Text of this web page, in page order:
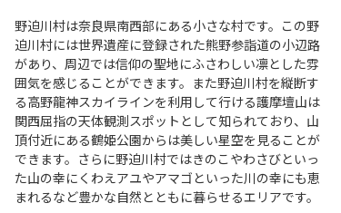
野迫川村は奈良県南西部にある小さな村です。この野
迫川村には世界遺産に登録された熊野参詣道の小辺路
があり、周辺では信仰の聖地にふさわしい凛とした雰
囲気を感じることができます。また野迫川村を縦断す
る高野龍神スカイラインを利用して行ける護摩壇山は
関西屈指の天体観測スポットとして知られており、山
頂付近にある鶴姫公園からは美しい星空を見ることが
できます。さらに野迫川村ではきのこやわさびといっ
た山の幸にくわえアユやアマゴといった川の幸にも恵
まれるなど豊かな自然とともに暮らせるエリアです。